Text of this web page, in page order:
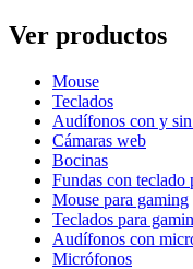
Ver productos
Mouse
Teclados
Audífonos con y
Cámaras web
Bocinas
Fundas con teclado
Mouse para gaming
Teclados para
Audífonos con
Micrófonos